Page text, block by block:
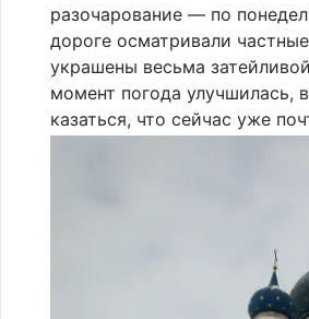
разочарование — по
дороге осматривали
украшены весьма
момент погода улучшилась,
казаться, что сейчас уже